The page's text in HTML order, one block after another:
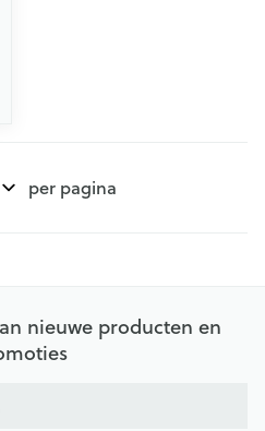
per pagina
nieuwe producten en